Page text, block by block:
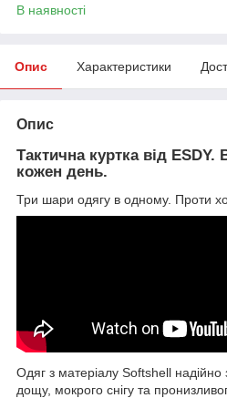
В наявності
Опис Характеристики
Опис
Тактична куртка від
кожен день.
Три шари одягу в одному. Проти
Одяг з матеріалу Softshell
дощу, мокрого снігу та